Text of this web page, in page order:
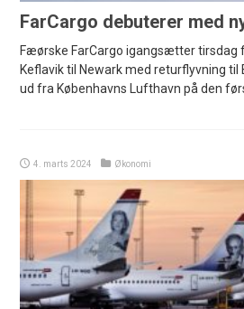
FarCargo debuterer med
Fæørske FarCargo igangsætter tirsdag
Keflavik til Newark med returflyvning til
ud fra Københavns Lufthavn på den
4. marts 2024 Økonomi